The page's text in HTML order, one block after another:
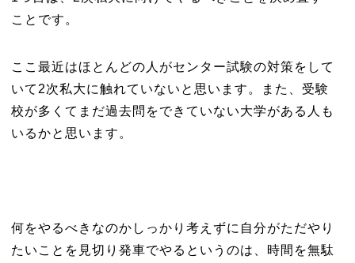
ことです。
ここ最近はほとんどの人がセンター試験の対策をして
いて2次私大に触れていないと思います。また、受験
校が多くてまだ過去問をできていない大学がある人も
いるかと思います。
何をやるべきなのかしっかり考えずに自分がただやり
たいことを見切り発車でやるというのは、時間を無駄